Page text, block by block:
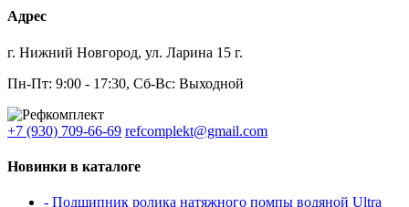
Адрес
г. Нижний Новгород, ул. Ларина 15 г.
Пн-Пт: 9:00 - 17:30, Сб-Вс: Выходной
+7 (930) 709-66-69 refcomplekt@gmail.com
Новинки в каталоге
- Подшипник ролика натяжного помпы водяной Ultra